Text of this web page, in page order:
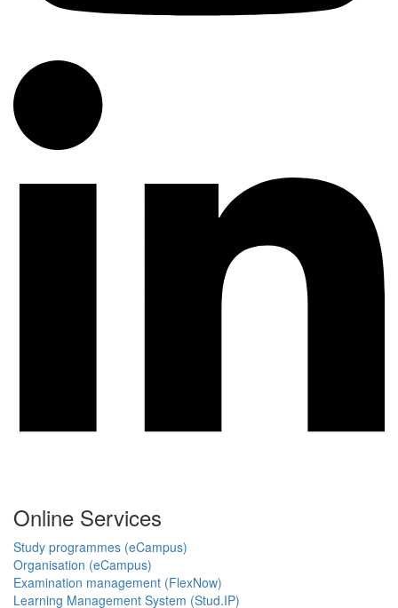
Online Services
Study programmes (eCampus)
Organisation (eCampus)
Examination management (FlexNow)
Learning Management System (Stud.IP)